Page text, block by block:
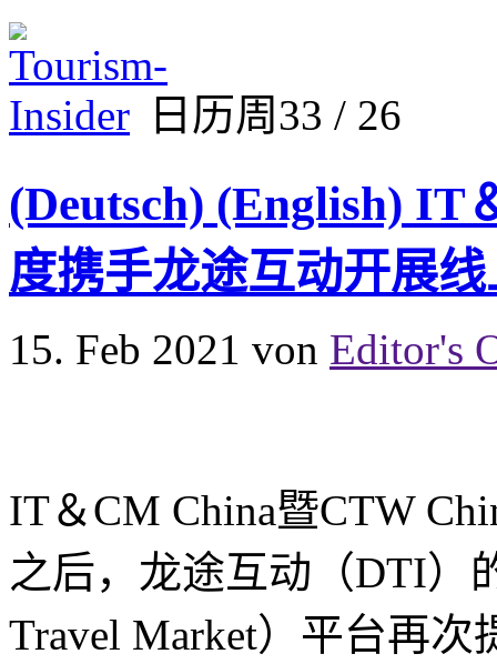
日历周33 / 26
(Deutsch) (English) IT
度携手龙途互动开展
15. Feb 2021 von Editor's
IT＆CM China暨CTW
之后，龙途互动（DTI）
Travel Market）平台再